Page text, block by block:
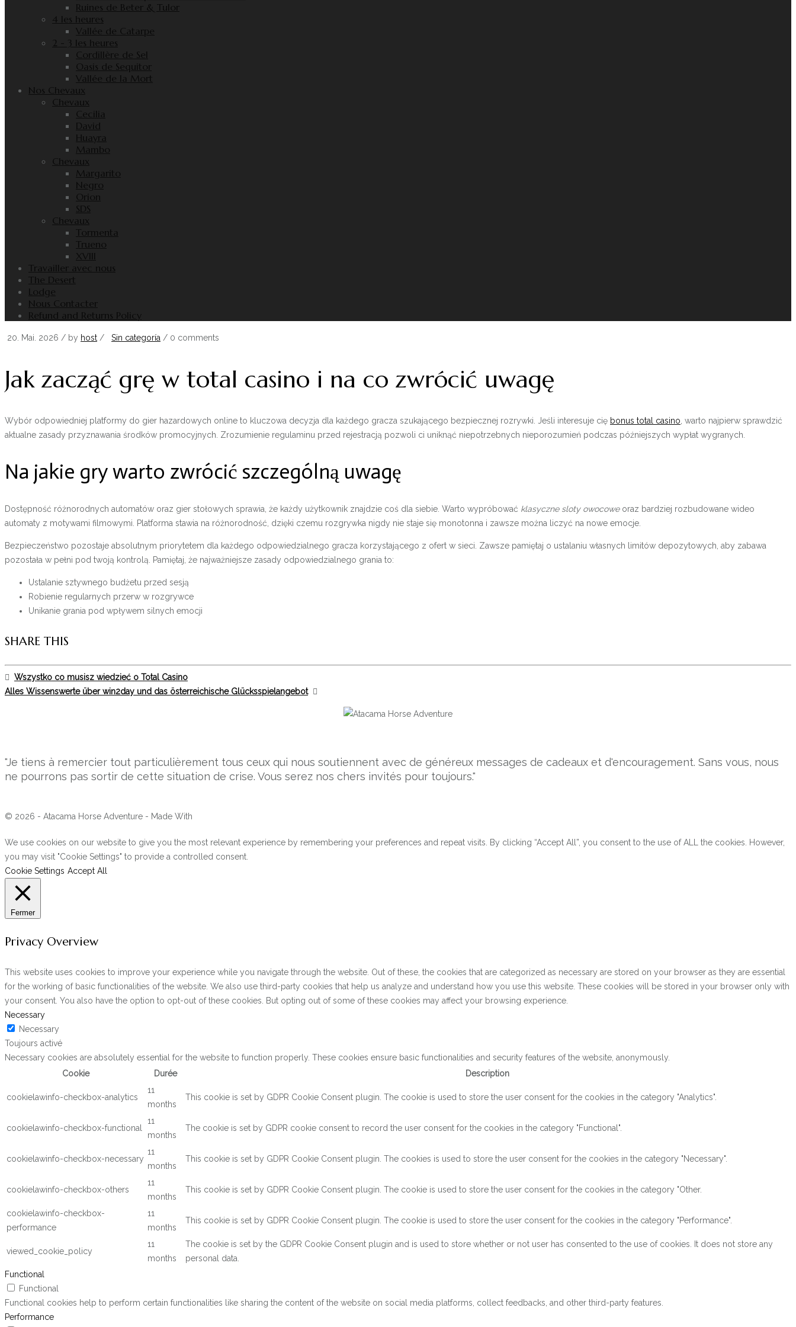
Ruines de Beter & Tulor
4 les heures
Vallée de Catarpe
2 - 3 les heures
Cordillère de Sel
Oasis de Sequitor
Vallée de la Mort
Nos Chevaux
Chevaux
Cecilia
David
Huayra
Mambo
Chevaux
Margarito
Negro
Orion
SDS
Chevaux
Tormenta
Trueno
XVIII
Travailler avec nous
The Desert
Lodge
Nous Contacter
Refund and Returns Policy
20. Mai. 2026 / by host / Sin categoría / 0 comments
Jak zacząć grę w total casino i na co zwrócić uwagę
Wybór odpowiedniej platformy do gier hazardowych online to kluczowa decyzja dla każdego gracza szukającego bezpiecznej rozrywki. Jeśli interesuje cię bonus total casino, warto najpierw sprawdzić
aktualne zasady przyznawania środków promocyjnych. Zrozumienie regulaminu przed rejestracją pozwoli ci uniknąć niepotrzebnych nieporozumień podczas późniejszych wypłat wygranych.
Na jakie gry warto zwrócić szczególną uwagę
Dostępność różnorodnych automatów oraz gier stołowych sprawia, że każdy użytkownik znajdzie coś dla siebie. Warto wypróbować klasyczne sloty owocoweoraz bardziej rozbudowane wideo
automaty z motywami filmowymi. Platforma stawia na różnorodność, dzięki czemu rozgrywka nigdy nie staje się monotonna i zawsze można liczyć na nowe emocje.
Bezpieczeństwo pozostaje absolutnym priorytetem dla każdego odpowiedzialnego gracza korzystającego z ofert w sieci. Zawsze pamiętaj o ustalaniu własnych limitów depozytowych, aby zabawa
pozostała w pełni pod twoją kontrolą. Pamiętaj, że najważniejsze zasady odpowiedzialnego grania to:
Ustalanie sztywnego budżetu przed sesją
Robienie regularnych przerw w rozgrywce
Unikanie grania pod wpływem silnych emocji
SHARE THIS
Wszystko co musisz wiedzieć o Total Casino
Alles Wissenswerte über win2day und das österreichische Glücksspielangebot
"Je tiens à remercier tout particulièrement tous ceux qui nous soutiennent avec de généreux messages de cadeaux et d'encouragement. Sans vous, nous
ne pourrons pas sortir de cette situation de crise. Vous serez nos chers invités pour toujours."
© 2026 - Atacama Horse Adventure - Made With
We use cookies on our website to give you the most relevant experience by remembering your preferences and repeat visits. By clicking “Accept All”, you consent to the use of ALL the cookies. However,
you may visit "Cookie Settings" to provide a controlled consent.
Cookie Settings Accept All
Fermer
Privacy Overview
This website uses cookies to improve your experience while you navigate through the website. Out of these, the cookies that are categorized as necessary are stored on your browser as they are essential
for the working of basic functionalities of the website. We also use third-party cookies that help us analyze and understand how you use this website. These cookies will be stored in your browser only with
your consent. You also have the option to opt-out of these cookies. But opting out of some of these cookies may affect your browsing experience.
Necessary
Necessary
Toujours activé
Necessary cookies are absolutely essential for the website to function properly. These cookies ensure basic functionalities and security features of the website, anonymously.
Cookie
Durée Description
cookielawinfo-checkbox-analytics
11
months
This cookie is set by GDPR Cookie Consent plugin. The cookie is used to store the user consent for the cookies in the category "Analytics".
cookielawinfo-checkbox-functional
11
months
The cookie is set by GDPR cookie consent to record the user consent for the cookies in the category "Functional".
cookielawinfo-checkbox-necessary
11
months
This cookie is set by GDPR Cookie Consent plugin. The cookies is used to store the user consent for the cookies in the category "Necessary".
cookielawinfo-checkbox-others
11
months
This cookie is set by GDPR Cookie Consent plugin. The cookie is used to store the user consent for the cookies in the category "Other.
cookielawinfo-checkbox-
performance
11
months
This cookie is set by GDPR Cookie Consent plugin. The cookie is used to store the user consent for the cookies in the category "Performance".
viewed_cookie_policy
11
months
The cookie is set by the GDPR Cookie Consent plugin and is used to store whether or not user has consented to the use of cookies. It does not store any
personal data.
Functional
Functional
Functional cookies help to perform certain functionalities like sharing the content of the website on social media platforms, collect feedbacks, and other third-party features.
Performance